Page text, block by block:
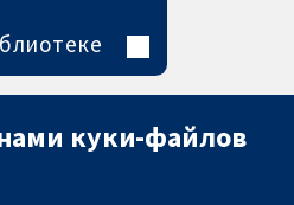
куки-файлов